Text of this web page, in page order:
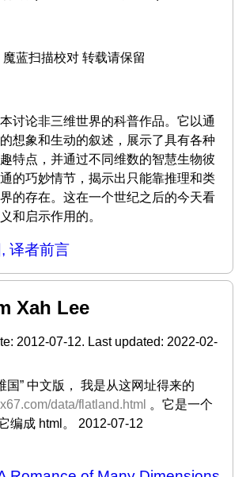
蓝扫描校对 转载请保留
讨论非三维世界的科普作品。它以通
想象和生动的叙述，展示了具有各种
特点，并通过不同维数的智慧生物彼
的巧妙情节，揭示出只能靠推理和类
的存在。这在一个世纪之后的今天看
和启示作用的。
译者前言
Xah Lee
2012-07-12. Last updated: 2022-02-
国” 中文版， 我是从这网址得来的
data/flatland.html 。它是一个
编成 html。 2012-07-12